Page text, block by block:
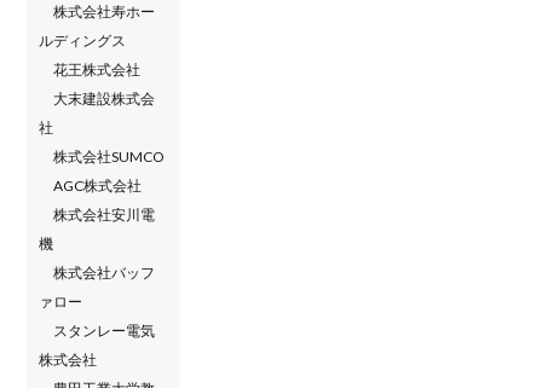
株式会社寿ホー
ルディングス
花王株式会社
大末建設株式会
社
株式会社SUMCO
AGC株式会社
株式会社安川電
機
株式会社バッフ
ァロー
スタンレー電気
株式会社